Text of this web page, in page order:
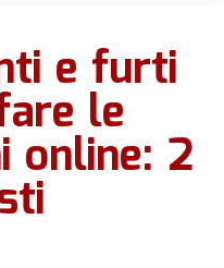
e furti
le
online: 2